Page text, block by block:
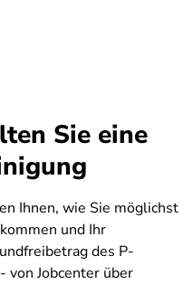
Sie eine
Ihnen, wie Sie möglichst
und Ihr
des P-
von Jobcenter über